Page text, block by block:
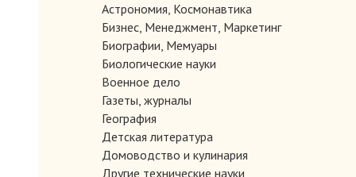
Астрономия, Космонавтика
Бизнес, Менеджмент, Маркетинг
Биографии, Мемуары
Биологические науки
Военное дело
Газеты, журналы
География
Детская литература
Домоводство и кулинария
Другие технические науки